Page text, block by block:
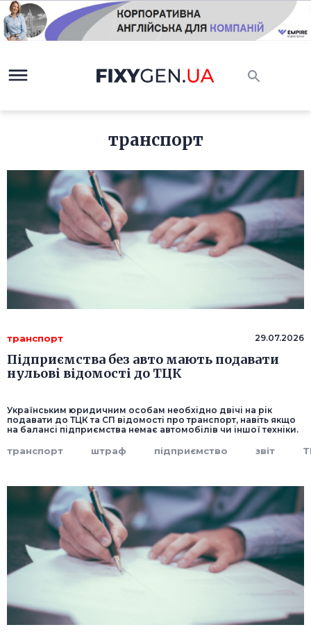
транспорт
транспорт 29.07.2026
Підприємства без авто мають подавати
нульові відомості до ТЦК
Українським юридичним особам необхідно двічі на рік
подавати до ТЦК та СП відомості про транспорт, навіть якщо
на балансі підприємства немає автомобілів чи іншої техніки.
транспорт штраф підприємство звіт